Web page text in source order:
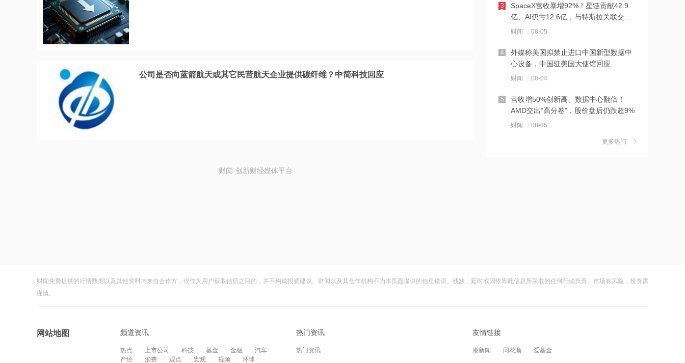
公司是否向蓝箭航天或其它民营航天企业提供碳纤维？中简科技回应
财闻·创新财经媒体平台
12:15
机构：美国钨废料出口禁令将使其他地
区买家的供应更加紧俏
12:11
特朗普政府拟对多晶硅产品征收15%关
税 港股光伏股普遍走低 新特能源跌超
12:09
嘉立创：全球累计注册用户已突破658
万人，设计硬件项目超5,200万个
12:09
中国铀业、南方稀土等在江西成立新公
SpaceX营收暴增92%！星链贡献42.9
亿、AI仍亏12.6亿，与特斯拉关联交易
曝光
财闻 08-05
3
外媒称美国拟禁止进口中国新型数据中
心设备，中国驻美国大使馆回应
财闻 08-04
4
营收增50%创新高、数据中心翻倍！
AMD交出“高分卷”，股价盘后仍跌超9%
财闻 08-05
5
财闻早知道丨道指标普创历史新高
DeepSeek又打赢了价格战
财闻 08-05
更多热门
财闻免费提供的行情数据以及其他资料均来自合作方，仅作为用户获取信息之目的，并不构成投资建议。财闻以及其合作机构不为本页面提供的信息错误、残缺、延时或因依靠此信息所采取的任何行动负责。市场有风险，投资需
谨慎。
网站地图 频道资讯
热点 上市公司 科技 基金 金融
汽车
产经
消费 观点 宏观 视频 环球
热门资讯
热门资讯
友情链接
潮新闻 同花顺 爱基金